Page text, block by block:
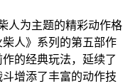
人为主题的精彩动作格
人》系列的第五部作
的经典玩法，延续了
增添了丰富的动作技